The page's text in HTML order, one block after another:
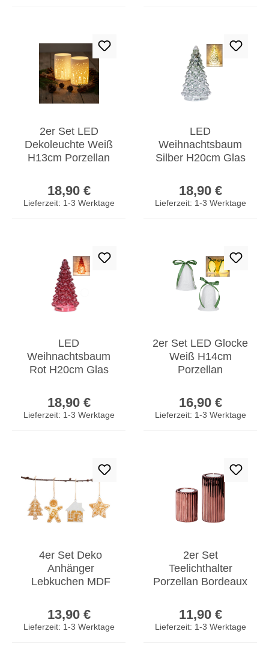
2er Set LED
Dekoleuchte Weiß
H13cm Porzellan
Windlicht Tischdeko
18,90 €
Lieferzeit: 1-3 Werktage
LED
Weihnachtsbaum
Silber H20cm Glas
Beleuchtung
Tannenbaum Deko
18,90 €
Lieferzeit: 1-3 Werktage
LED
Weihnachtsbaum
Rot H20cm Glas
Beleuchtung
Tannenbaum Deko
18,90 €
Lieferzeit: 1-3 Werktage
2er Set LED Glocke
Weiß H14cm
Porzellan
Winterwald
Weihnachtsdeko
16,90 €
Lieferzeit: 1-3 Werktage
4er Set Deko
Anhänger
Lebkuchen MDF
Weihnachtsschmuck
Weihnachten Deko
13,90 €
Lieferzeit: 1-3 Werktage
2er Set
Teelichthalter
Porzellan Bordeaux
Weihnachtsdeko
Kerzenhalter
11,90 €
Lieferzeit: 1-3 Werktage